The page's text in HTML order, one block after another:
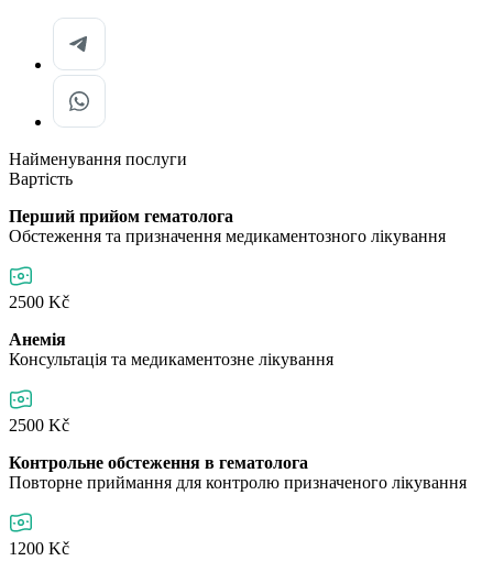
Найменування послуги
Вартість
Перший прийом гематолога
Обстеження та призначення медикаментозного лікування
2500 Kč
Анемія
Консультація та медикаментозне лікування
2500 Kč
Контрольне обстеження в гематолога
Повторне приймання для контролю призначеного лікування
1200 Kč